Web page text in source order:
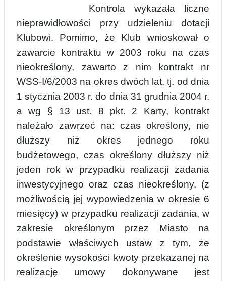
Kontrola wykazała liczne
nieprawidłowości przy udzieleniu dotacji
Klubowi. Pomimo, że Klub wnioskował o
zawarcie kontraktu w 2003 roku na czas
nieokreślony, zawarto z nim kontrakt nr
WSS-I/6/2003 na okres dwóch lat, tj. od dnia
1 stycznia 2003 r. do dnia 31 grudnia 2004 r.
a wg § 13 ust. 8 pkt. 2 Karty, kontrakt
należało zawrzeć na: czas określony, nie
dłuższy niż okres jednego roku
budżetowego, czas określony dłuższy niż
jeden rok w przypadku realizacji zadania
inwestycyjnego oraz czas nieokreślony, (z
możliwością jej wypowiedzenia w okresie 6
miesięcy) w przypadku realizacji zadania, w
zakresie określonym przez Miasto na
podstawie właściwych ustaw z tym, że
określenie wysokości kwoty przekazanej na
realizację umowy dokonywane jest